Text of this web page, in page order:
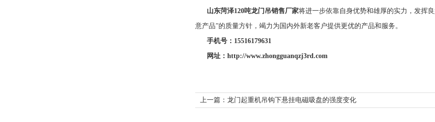
山东菏泽120吨龙门吊销售厂家将进一步依靠自身优势和雄厚的实力，发挥
意产品”的质量方针，竭力为国内外新老客户提供更优的产品和服务。
手机号：15516179631
网址：http://www.zhongguanqzj3rd.com
上一篇：龙门起重机吊钩下悬挂电磁吸盘的强度变化